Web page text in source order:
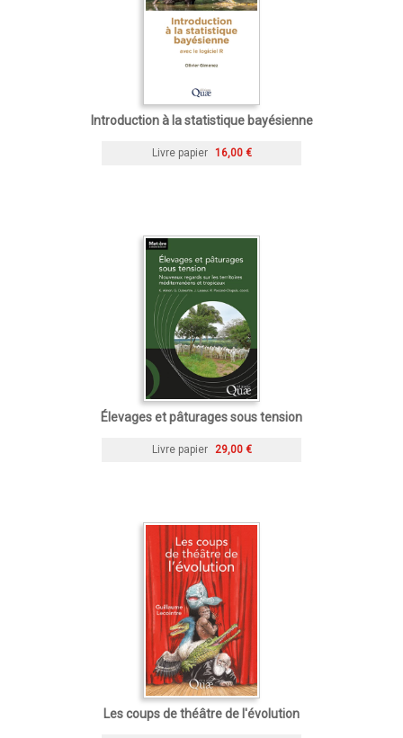
Introduction à la statistique bayésienne
Livre papier 16,00 €
Élevages et pâturages sous tension
Livre papier 29,00 €
Les coups de théâtre de l'évolution